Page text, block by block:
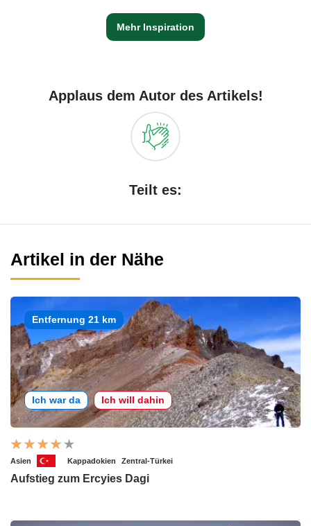
Mehr Inspiration
Applaus dem Autor des Artikels!
Teilt es:
Artikel in der Nähe
Entfernung 21 km
Ich war da Ich will dahin
Asien Kappadokien Zentral-Türkei
Aufstieg zum Ercyies Dagi